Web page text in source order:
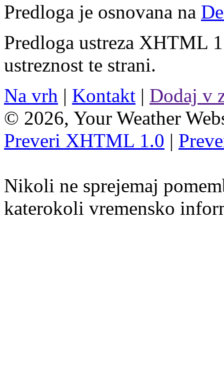
Predloga je osnovana na
Predloga ustreza XHTML
ustreznost te strani.
Na vrh | Kontakt | Dodaj v
© 2026, Your Weather
Preveri XHTML 1.0 |
Nikoli ne sprejemaj
katerokoli vremensko